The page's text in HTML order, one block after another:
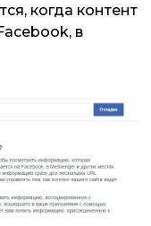
когда контент
в